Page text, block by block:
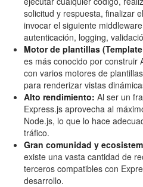
solicitud y respuesta, finalizar
invocar el siguiente
autenticación, logging,
Motor de plantillas
es más conocido por construir
con varios motores de
para renderizar vistas
Alto rendimiento: Al ser un
Express.js aprovecha al
Node.js, lo que lo hace
tráfico.
Gran comunidad y
existe una vasta cantidad de
terceros compatibles con
desarrollo.